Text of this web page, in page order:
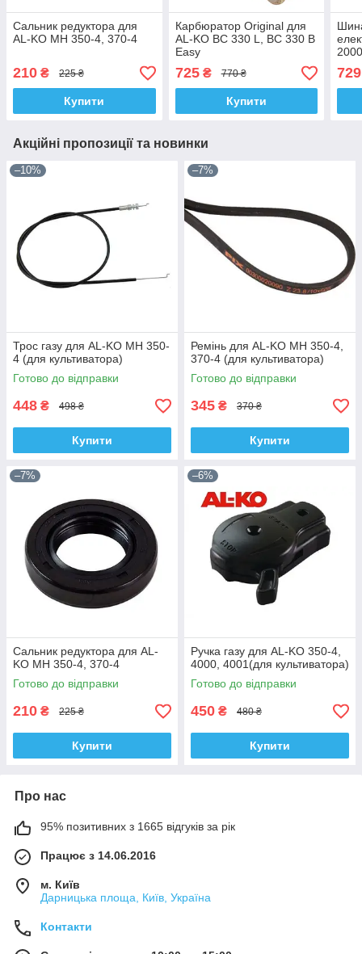
Сальник редуктора для
AL-KO MH 350-4, 370-4
210 ₴ 225 ₴
Купити
Карбюратор Original для
AL-KO BC 330 L, BC 330 B
Easy
725₴ 770 ₴
Купити
—
729
Акційні пропозиції та новинки
–10%
Трос газу для AL-KO MH 350-
4 (для культиватора)
Готово до відправки
448 ₴ 498 ₴
Купити
–7%
Ремінь для AL-KO MH 350-4,
370-4 (для культиватора)
Готово до відправки
345 ₴ 370 ₴
Купити
–7%
Сальник редуктора для AL-
KO MH 350-4, 370-4
Готово до відправки
210 ₴ 225 ₴
Купити
–6%
Ручка газу для AL-KO 350-4,
4000, 4001(для культиватора)
Готово до відправки
450 ₴ 480 ₴
Купити
Про нас
95% позитивних з 1665 відгуків за рік
Працює з 14.06.2016
м. Київ
Дарницька площа, Київ, Україна
Контакти